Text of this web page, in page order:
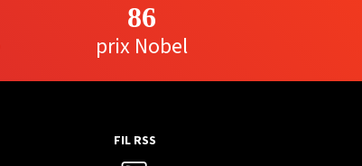
86
prix Nobel
FIL RSS